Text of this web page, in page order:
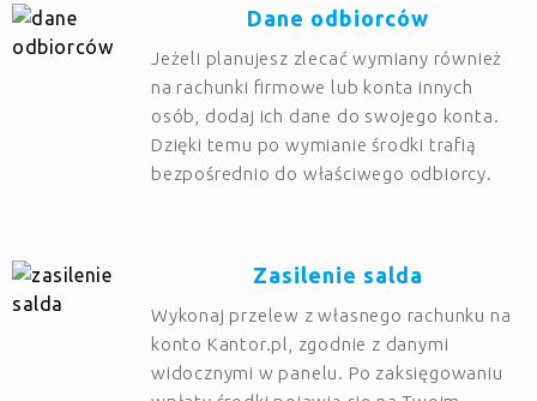
Dane odbiorców
Jeżeli planujesz zlecać wymiany również
na rachunki firmowe lub konta innych
osób, dodaj ich dane do swojego konta.
Dzięki temu po wymianie środki trafią
bezpośrednio do właściwego odbiorcy.
Zasilenie salda
Wykonaj przelew z własnego rachunku na
konto Kantor.pl, zgodnie z danymi
widocznymi w panelu. Po zaksięgowaniu